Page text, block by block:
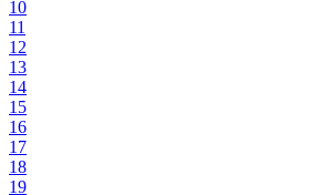
10
11
12
13
14
15
16
17
18
19